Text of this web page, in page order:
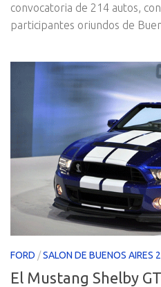
convocatoria de 214 autos,
participantes oriundos de
FORD /SALON DE BUENOS AIRES
El Mustang Shelby